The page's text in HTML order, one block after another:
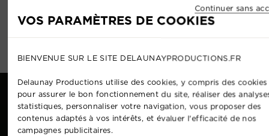
VOS PARAMÈTRES DE COOKIES
Continuer sans
BIENVENUE SUR LE SITE DELAUNAYPRODUCTIONS.FR
Delaunay Productions utilise des cookies, y compris des
pour assurer le bon fonctionnement du site, réaliser des
statistiques, personnaliser votre navigation, vous proposer des
contenus adaptés à vos intérêts, et évaluer l'efficacité de nos
campagnes publicitaires.